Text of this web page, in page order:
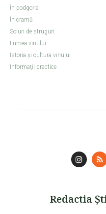
În podgorie
În cramă
Soiuri de struguri
Lumea vinului
Istoria şi cultura vinului
Informaţii practice
Redactia